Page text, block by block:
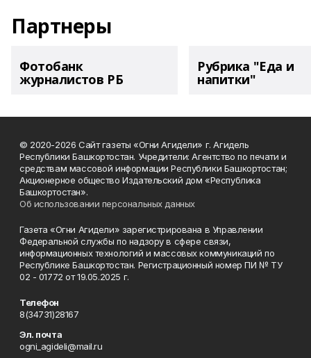
Партнеры
Фотобанк
журналистов РБ
Рубрика "Еда и
напитки"
© 2020-2026 Сайт газеты «Огни Агидели» г. Агидель
Республики Башкортостан. Учредители: Агентство по печати и
средствам массовой информации Республики Башкортостан;
Акционерное общество Издательский дом «Республика
Башкортостан».
Об использовании персональных данных
Газета «Огни Агидели» зарегистрирована в Управлении
Федеральной службы по надзору в сфере связи,
информационных технологий и массовых коммуникаций по
Республике Башкортостан. Регистрационный номер ПИ № ТУ
02 - 01772 от 19.05.2025 г.
Телефон
8(34731)28167
Эл. почта
ogni_agideli@mail.ru